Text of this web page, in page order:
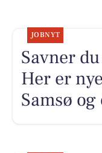
JOBNYT
Savner
Her er
Samsø